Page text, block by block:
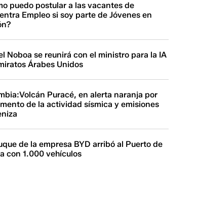
puedo postular a las vacantes de
Empleo si soy parte de Jóvenes en
Noboa se reunirá con el ministro para la IA
Árabes Unidos
Puracé, en alerta naranja por
de la actividad sísmica y emisiones
de la empresa BYD arribó al Puerto de
con 1.000 vehículos